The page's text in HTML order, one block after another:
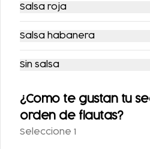
CHILAQUILES CON
Salsa roja
Salsa habanera
Sin salsa
¿Como te gustan tu
orden de flautas?
Seleccione 1